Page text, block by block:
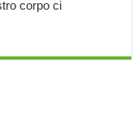
corpo ci